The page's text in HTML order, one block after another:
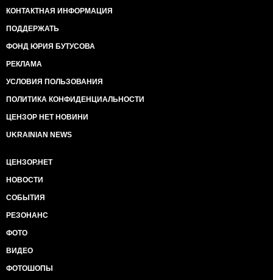
КОНТАКТНАЯ ИНФОРМАЦИЯ
ПОДДЕРЖАТЬ
ФОНД ЮРИЯ БУТУСОВА
РЕКЛАМА
УСЛОВИЯ ПОЛЬЗОВАНИЯ
ПОЛИТИКА КОНФИДЕНЦИАЛЬНОСТИ
ЦЕНЗОР НЕТ НОВИНИ
UKRAINIAN NEWS
ЦЕНЗОР.НЕТ
НОВОСТИ
СОБЫТИЯ
РЕЗОНАНС
ФОТО
ВИДЕО
ФОТОШОПЫ